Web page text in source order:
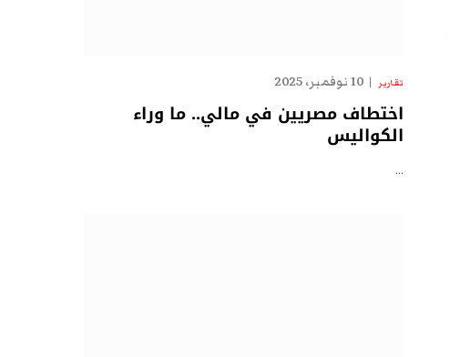
تقارير 10 نوفمبر، 2025
اختطاف مصريين في مالي.. ما وراء
الكواليس
…